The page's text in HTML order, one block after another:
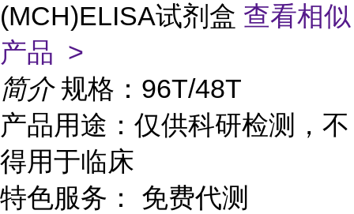
(MCH)ELISA试剂盒 查看相似
产品 >
简介 规格：96T/48T
产品用途：仅供科研检测，不
得用于临床
特色服务： 免费代测